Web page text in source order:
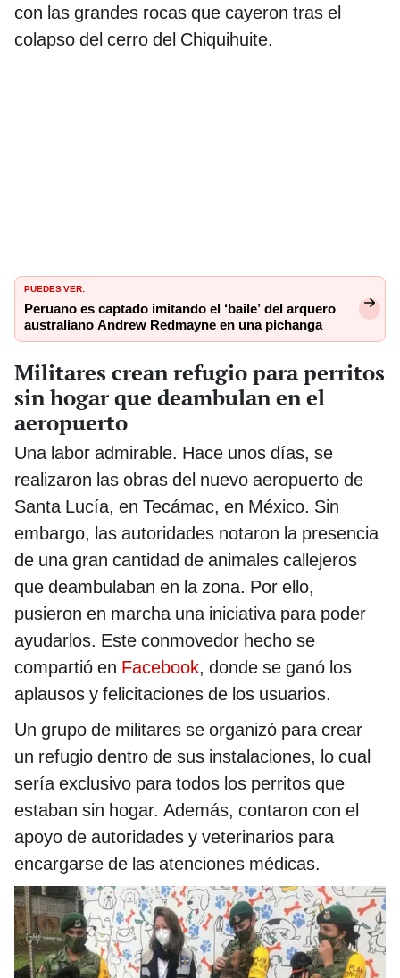
con las grandes rocas que cayeron tras el
colapso del cerro del Chiquihuite.
PUEDES VER:
Peruano es captado imitando el ‘baile’ del arquero
australiano Andrew Redmayne en una pichanga
Militares crean refugio para perritos
sin hogar que deambulan en el
aeropuerto
Una labor admirable. Hace unos días, se
realizaron las obras del nuevo aeropuerto de
Santa Lucía, en Tecámac, en México. Sin
embargo, las autoridades notaron la presencia
de una gran cantidad de animales callejeros
que deambulaban en la zona. Por ello,
pusieron en marcha una iniciativa para poder
ayudarlos. Este conmovedor hecho se
compartió en Facebook, donde se ganó los
aplausos y felicitaciones de los usuarios.
Un grupo de militares se organizó para crear
un refugio dentro de sus instalaciones, lo cual
sería exclusivo para todos los perritos que
estaban sin hogar. Además, contaron con el
apoyo de autoridades y veterinarios para
encargarse de las atenciones médicas.